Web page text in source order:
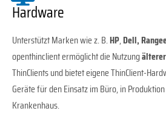
Hardware
Unterstützt Marken wie z. B.HP,Dell,
openthinclient ermöglicht die Nutzungälterer
ThinClients und bietet eigene ThinClient-
Geräte für den Einsatz im Büro, in
Krankenhaus.